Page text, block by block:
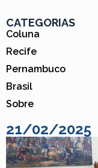
CATEGORIAS
Coluna
Recife
Pernambuco
Brasil
Sobre
21/02/2025